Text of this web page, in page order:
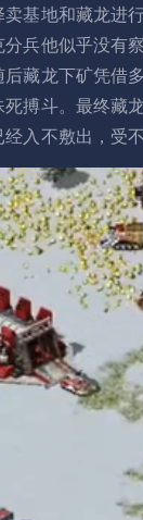
基地和藏龙进
兵他似乎没有
藏龙下矿凭借
搏斗。最终藏
入不敷出，受